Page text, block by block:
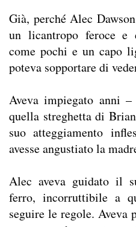
Già, perché Alec
un licantropo feroce e
come pochi e un capo
poteva sopportare di
Aveva impiegato anni
quella streghetta di
suo atteggiamento
avesse angustiato la
Alec aveva guidato il
ferro, incorruttibile a
seguire le regole. Aveva